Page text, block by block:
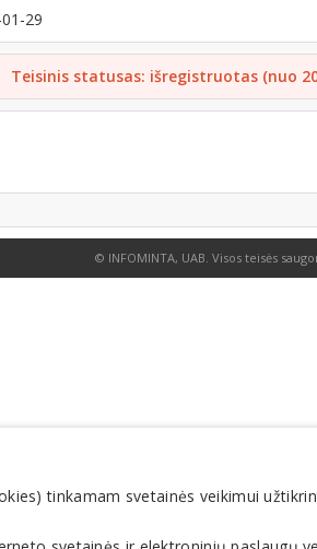
29
Teisinis statusas: išregistruotas (nuo
© INFOMINTA, UAB. Visos teisės
tinkamam svetainės veikimui